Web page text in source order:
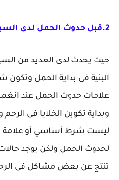
2.قبل حدوث الحمل لدى السيدة:
حيث يحدث لدى العديد من
البنية فى بداية الحمل وتكون
علامات حدوث الحمل عند
وبداية تكوين الخلايا فى الرحم
ليست شرط أساسي أو علامة
لحدوث الحمل ولكن يوجد حالات
تنتج عن بعض مشاكل فى